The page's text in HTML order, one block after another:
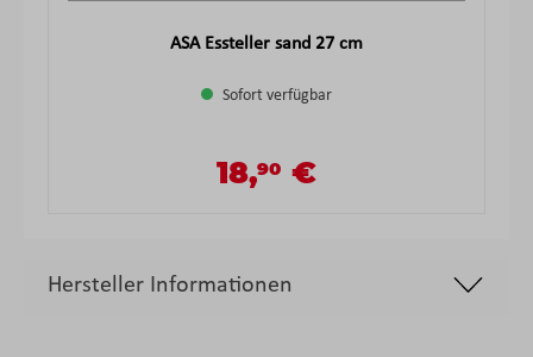
ASA Essteller sand 27 cm
Sofort verfügbar
Regulärer Preis:
Verkaufspreis:
18,90 €
Hersteller Informationen